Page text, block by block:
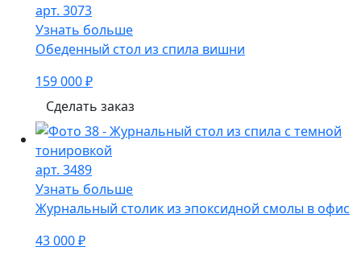
арт. 3073
Узнать больше
Обеденный стол из спила вишни
159 000 ₽
Сделать заказ
арт. 3489
Узнать больше
Журнальный столик из эпоксидной смолы в офис
43 000 ₽